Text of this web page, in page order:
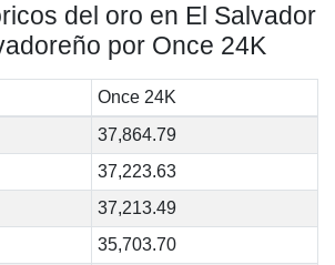
del oro en El Salvador
por Once 24K
Once 24K
37,864.79
37,223.63
37,213.49
35,703.70